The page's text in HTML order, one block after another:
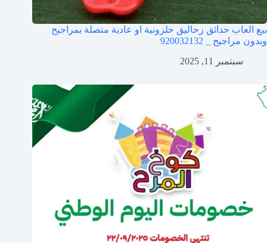
بيع العاب حدائق زحاليق حلزونية او عادية متصلة بمراجيح
وبدون مراجيح _ 920032132
سبتمبر 11, 2025